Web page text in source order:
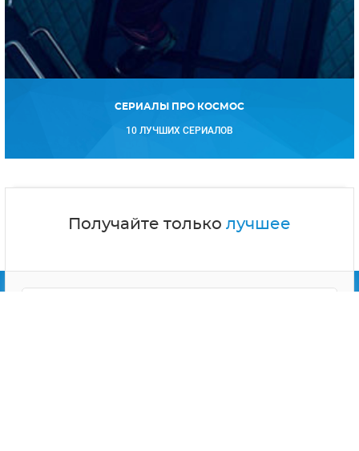
СЕРИАЛЫ ПРО КОСМОС
10 ЛУЧШИХ СЕРИАЛОВ
Получайте только лучшее